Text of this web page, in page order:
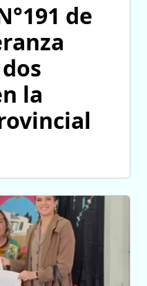
de
la